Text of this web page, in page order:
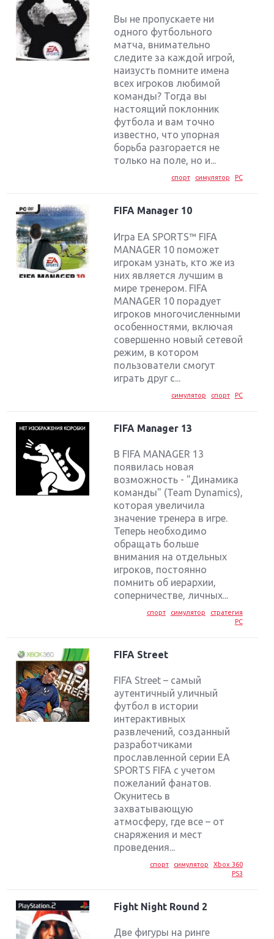
Вы не пропускаете ни
одного футбольного
матча, внимательно
следите за каждой игрой,
наизусть помните имена
всех игроков любимой
команды? Тогда вы
настоящий поклонник
футбола и вам точно
известно, что упорная
борьба разгорается не
только на поле, но и...
спорт симулятор PC
FIFA Manager 10
Игра EA SPORTS™ FIFA
MANAGER 10 поможет
игрокам узнать, кто же из
них является лучшим в
мире тренером. FIFA
MANAGER 10 порадует
игроков многочисленными
особенностями, включая
совершенно новый сетевой
режим, в котором
пользователи смогут
играть друг с...
симулятор спорт PC
FIFA Manager 13
В FIFA MANAGER 13
появилась новая
возможность - "Динамика
команды" (Team Dynamics),
которая увеличила
значение тренера в игре.
Теперь необходимо
обращать больше
внимания на отдельных
игроков, постоянно
помнить об иерархии,
соперничестве, личных...
спорт симулятор
стратегия
PC
FIFA Street
FIFA Street – самый
аутентичный уличный
футбол в истории
интерактивных
развлечений, созданный
разработчиками
прославленной серии EA
SPORTS FIFA с учетом
пожеланий фанатов.
Окунитесь в
захватывающую
атмосферу, где все – от
снаряжения и мест
проведения...
спорт симулятор
Xbox 360
PS3
Fight Night Round 2
Две фигуры на ринге